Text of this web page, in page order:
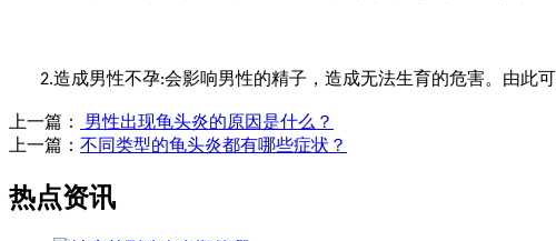
2.造成男性不孕:会影响男性的精子，造成无法生育的危害。由此
上一篇：
男性出现龟头炎的原因是什么？
上一篇： 不同类型的龟头炎都有哪些症状？
热点资讯